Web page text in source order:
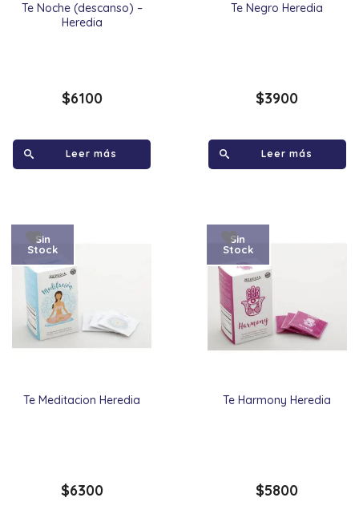
Te Noche (descanso) –
Heredia
$6100
Leer más
Te Negro Heredia
$3900
Leer más
Te Meditacion Heredia
Sin
Stock
$6300
Te Harmony Heredia
Sin
Stock
$5800